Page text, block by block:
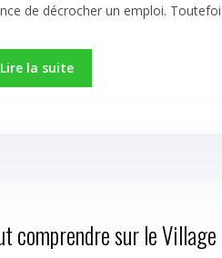
de décrocher un emploi.
Lire la suite
comprendre sur le Village